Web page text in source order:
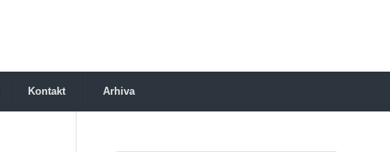
Kontakt Arhiva